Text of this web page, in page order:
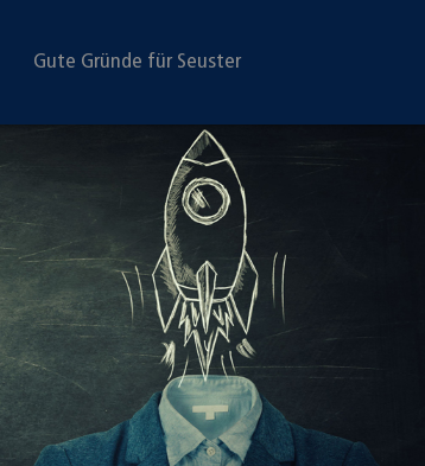
Gute Gründe für Seuster